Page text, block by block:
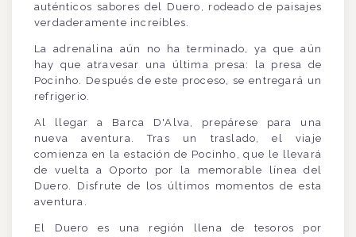
auténticos sabores del Duero, rodeado de paisajes
verdaderamente increíbles.
La adrenalina aún no ha terminado, ya que aún
hay que atravesar una última presa: la presa de
Pocinho. Después de este proceso, se entregará un
refrigerio.
Al llegar a Barca D'Alva, prepárese para una
nueva aventura. Tras un traslado, el viaje
comienza en la estación de Pocinho, que le llevará
de vuelta a Oporto por la memorable línea del
Duero. Disfrute de los últimos momentos de esta
aventura.
El Duero es una región llena de tesoros por